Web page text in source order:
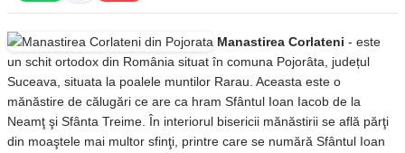
Manastirea Corlateni - este
un schit ortodox din România situat în comuna Pojorâta, județul
Suceava, situata la poalele muntilor Rarau. Aceasta este o
mănăstire de călugări ce are ca hram Sfântul Ioan Iacob de la
Neamţ şi Sfânta Treime. În interiorul bisericii mănăstirii se află părţi
din moaştele mai multor sfinţi, printre care se numără Sfântul Ioan